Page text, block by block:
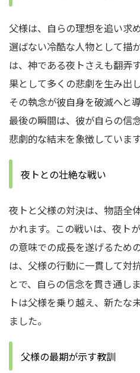
父様は、自らの理想を追い求
選ばない冷酷な人物として描
は、神である夜トさえも翻弄
果として多くの悲劇を生み出
その執念が彼自身を破滅へと
最後の瞬間は、彼が自らの信
悲劇的な結末を象徴しています
夜トとの壮絶な戦い
夜トと父様の対決は、物語全
かれます。この戦いは、夜ト
の意味での成長を遂げるため
は、父様の行動に一貫して対
とで、自らの信念を貫き通し
トは父様を乗り越え、新たな
ました。
父様の最期が示す教訓